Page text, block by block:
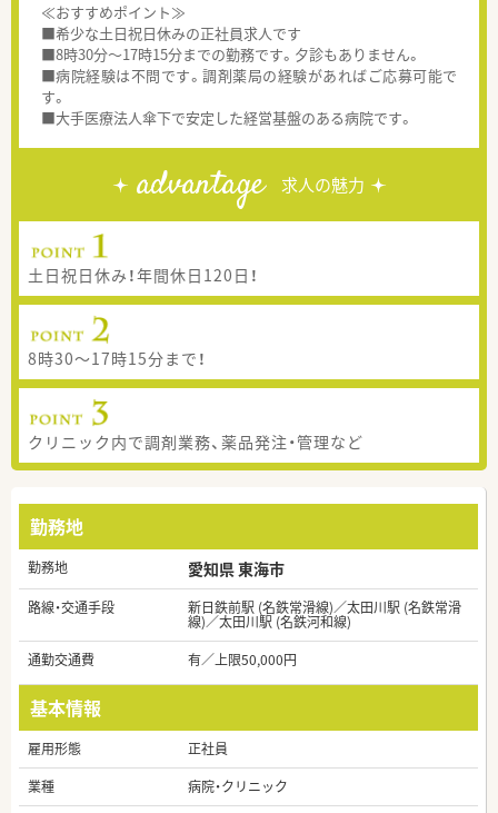
≪おすすめポイント≫
■希少な土日祝日休みの正社員求人です
■8時30分～17時15分までの勤務です。夕診もありません。
■病院経験は不問です。調剤薬局の経験があればご応募可能で
す。
■大手医療法人傘下で安定した経営基盤のある病院です。
advantage 求人の魅力
土日祝日休み！年間休日120日！
8時30～17時15分まで！
クリニック内で調剤業務、薬品発注・管理など
勤務地
勤務地 愛知県 東海市
路線・交通手段 新日鉄前駅 (名鉄常滑線)／太田川駅 (名鉄常滑
線)／太田川駅 (名鉄河和線)
通勤交通費
有／上限50,000円
基本情報
雇用形態
正社員
業種
病院・クリニック